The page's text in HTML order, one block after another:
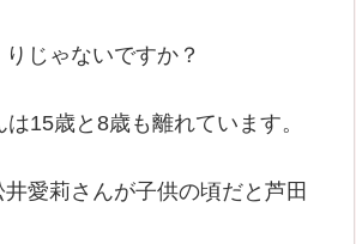
じゃないですか？
15歳と8歳も離れています。
愛莉さんが子供の頃だと芦田